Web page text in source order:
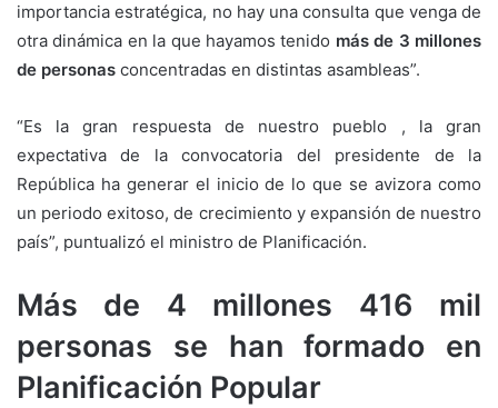
importancia estratégica, no hay una consulta que venga de
otra dinámica en la que hayamos tenido más de 3 millones
de personas concentradas en distintas asambleas”.
“Es la gran respuesta de nuestro pueblo , la gran
expectativa de la convocatoria del presidente de la
República ha generar el inicio de lo que se avizora como
un periodo exitoso, de crecimiento y expansión de nuestro
país”, puntualizó el ministro de Planificación.
Más de 4 millones 416 mil
personas se han formado en
Planificación Popular